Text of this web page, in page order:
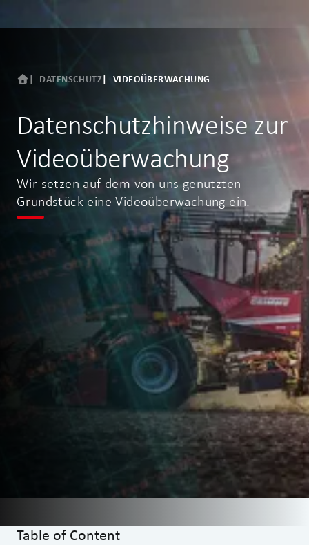
DATENSCHUTZ VIDEOÜBERWACHUNG
Datenschutzhinweise zur
Videoüberwachung
Wir setzen auf dem von uns genutzten
Grundstück eine Videoüberwachung ein.
Table of Content